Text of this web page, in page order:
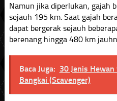
Namun jika diperlukan, gajah
sejauh 195 km. Saat gajah
dapat bergerak sejauh
berenang hingga 480 km
Baca Juga: 30 Jenis
Bangkai (Scavenger)